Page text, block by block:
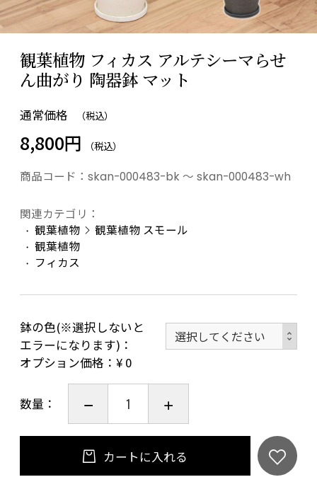
観葉植物 フィカス アルテシーマらせ
ん曲がり 陶器鉢 マット
通常価格 （税込）
8,800円 （税込）
商品コード： skan-000483-bk ～ skan-000483-wh
関連カテゴリ：
観葉植物
観葉植物 スモール
観葉植物
フィカス
鉢の色(※選択しないと
エラーになります)
オプション価格：¥ 0
数量：
カートに入れる